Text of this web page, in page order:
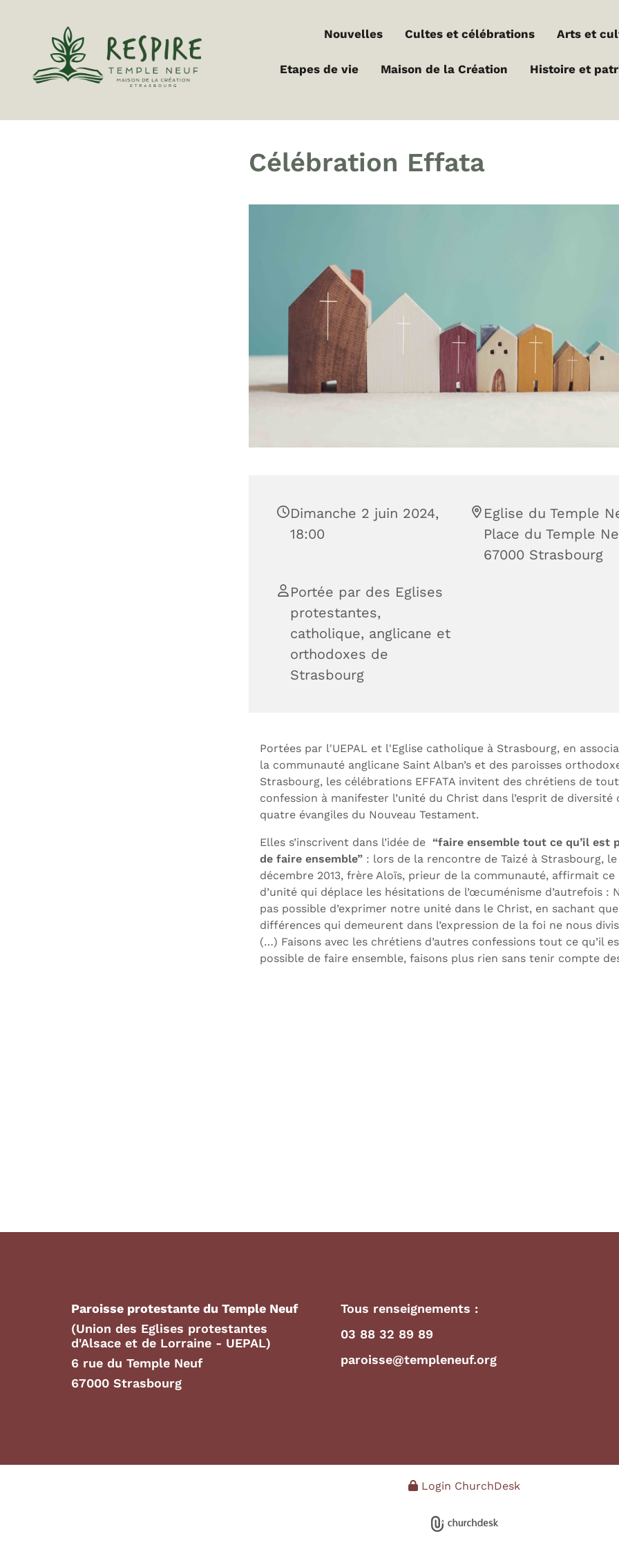
Nouvelles Cultes et célébrations Arts et
Etapes de vie Maison de la Création Histoire et
Célébration Effata
Dimanche 2 juin 2024,
18:00
Eglise du Temple
Place du Temple
67000 Strasbourg
Portée par des Eglises
protestantes,
catholique, anglicane et
orthodoxes de
Strasbourg
Portées par l'UEPAL et l'Eglise catholique à Strasbourg, en
la communauté anglicane Saint Alban’s et des paroisses
Strasbourg, les célébrations EFFATA invitent des chrétiens de
confession à manifester l’unité du Christ dans l’esprit de diversité
quatre évangiles du Nouveau Testament.
Elles s’inscrivent dans l’idée de “faire ensemble tout ce qu’il est
de faire ensemble”: lors de la rencontre de Taizé à Strasbourg, le
décembre 2013, frère Aloïs, prieur de la communauté, affirmait ce
d’unité qui déplace les hésitations de l’œcuménisme d’autrefois :
pas possible d’exprimer notre unité dans le Christ, en sachant
différences qui demeurent dans l’expression de la foi ne nous
(…) Faisons avec les chrétiens d’autres confessions tout ce qu’il
possible de faire ensemble, faisons plus rien sans tenir compte
Paroisse protestante du Temple Neuf
(Union des Eglises protestantes
d'Alsace et de Lorraine - UEPAL)
6 rue du Temple Neuf
67000 Strasbourg
Tous renseignements :
03 88 32 89 89
paroisse@templeneuf.org
Login ChurchDesk